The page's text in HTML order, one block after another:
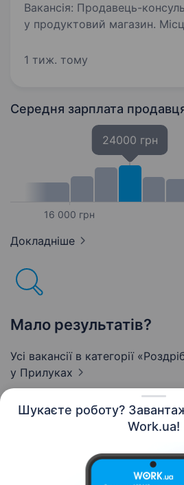
Шукаєте роботу?
Work.ua!
Вакансія: Продавець-
у продуктовий магазин.
Вечірня розвозка Обов’язки: Консультування
1 тиж. тому
Середня зарплата
16 000 грн
24000 грн
Докладніше
Мало результатів?
Усі вакансії в категорії
у Прилуках